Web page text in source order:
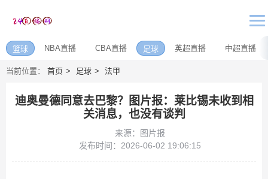
篮球 NBA直播 CBA直播 足球 英超直播 中超直播
当前位置： 首页 足球 法甲
迪奥曼德同意去巴黎？图片报：莱比锡未收到相
关消息，也没有谈判
来源：图片报
发布时间：2026-06-02 19:06:15